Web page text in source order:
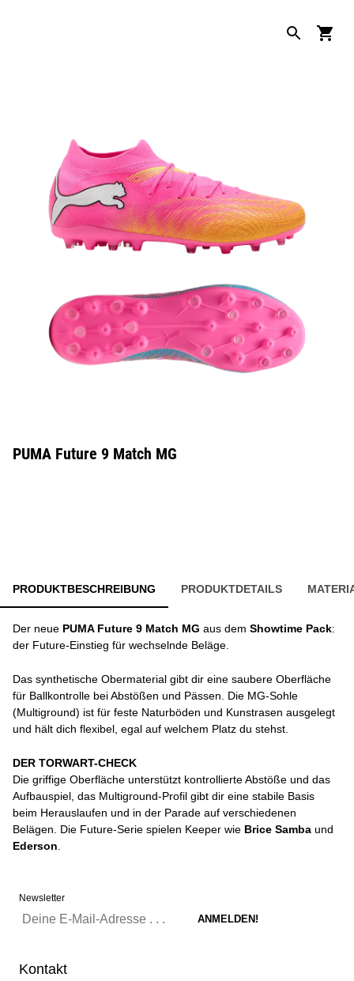
PUMA Future 9 Match MG
PRODUKTBESCHREIBUNG PRODUKTDETAILS
Der neue PUMA Future 9 Match MG aus dem Showtime Pack:
der Future-Einstieg für wechselnde Beläge.
Das synthetische Obermaterial gibt dir eine saubere Oberfläche
für Ballkontrolle bei Abstößen und Pässen. Die MG-Sohle
(Multiground) ist für feste Naturböden und Kunstrasen ausgelegt
und hält dich flexibel, egal auf welchem Platz du stehst.
DER TORWART-CHECK
Die griffige Oberfläche unterstützt kontrollierte Abstöße und das
Aufbauspiel, das Multiground-Profil gibt dir eine stabile Basis
beim Herauslaufen und in der Parade auf verschiedenen
Belägen. Die Future-Serie spielen Keeper wie Brice Samba und
Ederson
Newsletter
Kontakt